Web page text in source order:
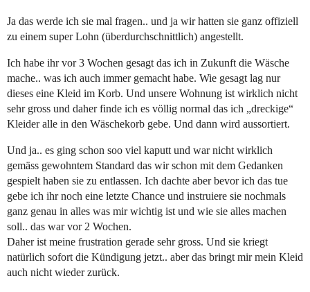
Ja das werde ich sie mal fragen.. und ja wir hatten sie ganz offiziell
zu einem super Lohn (überdurchschnittlich) angestellt.
Ich habe ihr vor 3 Wochen gesagt das ich in Zukunft die Wäsche
mache.. was ich auch immer gemacht habe. Wie gesagt lag nur
dieses eine Kleid im Korb. Und unsere Wohnung ist wirklich nicht
sehr gross und daher finde ich es völlig normal das ich „dreckige“
Kleider alle in den Wäschekorb gebe. Und dann wird aussortiert.
Und ja.. es ging schon soo viel kaputt und war nicht wirklich
gemäss gewohntem Standard das wir schon mit dem Gedanken
gespielt haben sie zu entlassen. Ich dachte aber bevor ich das tue
gebe ich ihr noch eine letzte Chance und instruiere sie nochmals
ganz genau in alles was mir wichtig ist und wie sie alles machen
soll.. das war vor 2 Wochen.
Daher ist meine frustration gerade sehr gross. Und sie kriegt
natürlich sofort die Kündigung jetzt.. aber das bringt mir mein Kleid
auch nicht wieder zurück.